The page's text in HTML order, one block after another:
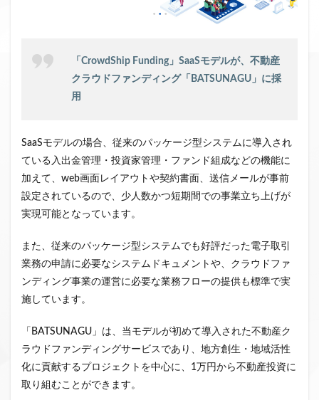
「CrowdShip Funding」SaaSモデルが、不動産
クラウドファンディング「BATSUNAGU」に採
用
SaaSモデルの場合、従来のパッケージ型システムに導入され
ている入出金管理・投資家管理・ファンド組成などの機能に
加えて、web画面レイアウトや契約書面、送信メールが事前
設定されているので、少人数かつ短期間での事業立ち上げが
実現可能となっています。
また、従来のパッケージ型システムでも好評だった電子取引
業務の申請に必要なシステムドキュメントや、クラウドファ
ンディング事業の運営に必要な業務フローの提供も標準で実
施しています。
「BATSUNAGU」は、当モデルが初めて導入された不動産ク
ラウドファンディングサービスであり、地方創生・地域活性
化に貢献するプロジェクトを中心に、1万円から不動産投資に
取り組むことができます。